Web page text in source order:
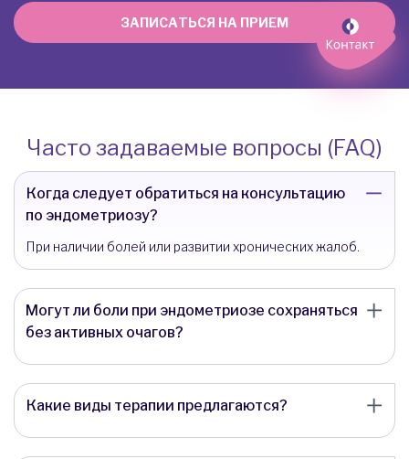
ЗАПИСАТЬСЯ НА ПРИЕМ
Часто задаваемые вопросы (FAQ)
Когда следует обратиться на консультацию
по эндометриозу?
При наличии болей или развитии хронических жалоб.
Могут ли боли при эндометриозе сохраняться
без активных очагов?
Какие виды терапии предлагаются?